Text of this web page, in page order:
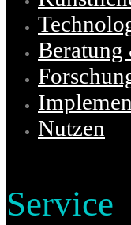
Beratung
Nutzen
Service